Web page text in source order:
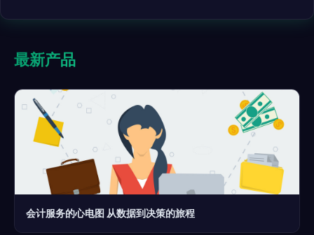
最新产品
会计服务的心电图 从数据到决策的旅程